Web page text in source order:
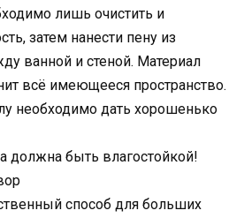
лишь очистить и
затем нанести пену из
ванной и стеной. Материал
всё имеющееся пространство.
необходимо дать хорошенько
должна быть влагостойкой!
способ для больших